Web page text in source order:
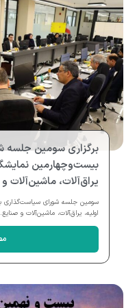
برگزاری سومین جلسه
بیست‌وچهارمین
یراق‌آلات، ماشین‌آلات
سومین جلسه شورای سیاست‌گذاری
اولیه، یراق‌آلات، ماشین‌آلات و